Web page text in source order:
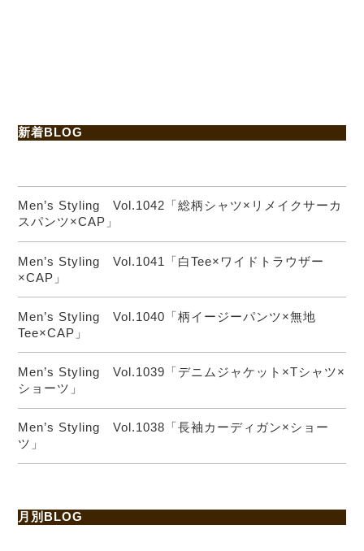
新着BLOG
Men’s Styling Vol.1042「総柄シャツ×リメイクサーカ
スパンツ×CAP」
Men’s Styling Vol.1041「白Tee×ワイドトラウザー
×CAP」
Men’s Styling Vol.1040「柄イージーパンツ×無地
Tee×CAP」
Men’s Styling Vol.1039「デニムジャケット×Tシャツ×
ショーツ」
Men’s Styling Vol.1038「長袖カーディガン×ショー
ツ」
月別BLOG